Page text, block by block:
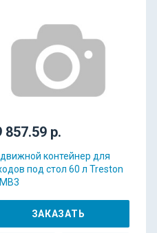
857.59 р.
контейнер для
под стол 60 л Treston
ЗАКАЗАТЬ